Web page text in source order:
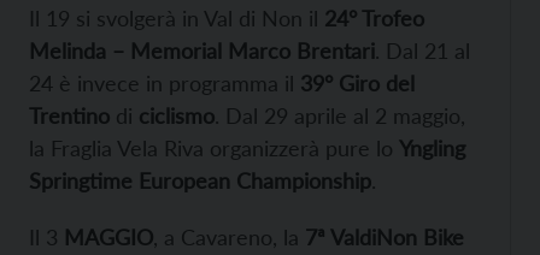
Il 19 si svolgerà in Val di Non il 24° Trofeo
Melinda – Memorial Marco Brentari. Dal 21 al
24 è invece in programma il 39° Giro del
Trentino di ciclismo. Dal 29 aprile al 2 maggio,
la Fraglia Vela Riva organizzerà pure lo Yngling
Springtime European Championship.
Il 3 MAGGIO , a Cavareno, la 7ª ValdiNon Bike